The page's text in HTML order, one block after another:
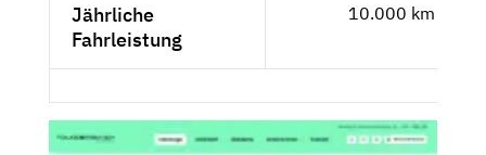
Jährliche
Fahrleistung
10.000 km